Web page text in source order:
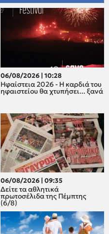
06/08/2026 | 10:28
Ηφαίστεια 2026 - Η καρδιά του
ηφαιστείου θα χτυπήσει... ξανά
06/08/2026 | 09:35
Δείτε τα αθλητικά
πρωτοσέλιδα της Πέμπτης
(6/8)